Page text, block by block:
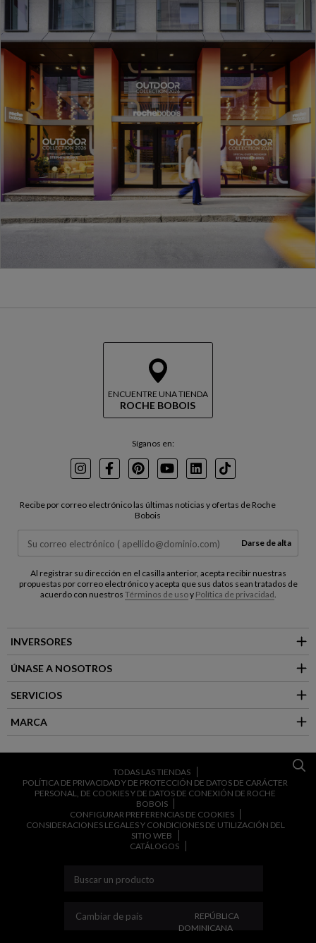
ENCUENTRE UNA TIENDA
ROCHE BOBOIS
Síganos en:
InstagramFacebookPinterest
YoutubeLinkedInTikTok
Recibe por correo electrónico las últimas noticias y ofertas de Roche
Bobois
Darse de alta
Al registrar su dirección en el casilla anterior, acepta recibir nuestras
propuestas por correo electrónico y acepta que sus datos sean tratados de
acuerdo con nuestros Términos de usoy Política de privacidad
INVERSORES
ÚNASE A NOSOTROS
SERVICIOS
MARCA
TODAS LAS TIENDAS
POLÍTICA DE PRIVACIDAD Y DE PROTECCIÓN DE DATOS DE CARÁCTER
PERSONAL, DE COOKIES Y DE DATOS DE CONEXIÓN DE ROCHE
BOBOIS
CONFIGURAR PREFERENCIAS DE COOKIES
CONSIDERACIONES LEGALES Y CONDICIONES DE UTILIZACIÓN DEL
SITIO WEB
CATÁLOGOS
Cambiar de país CAMBIAR DE PAÍS
REPÚBLICA
DOMINICANA